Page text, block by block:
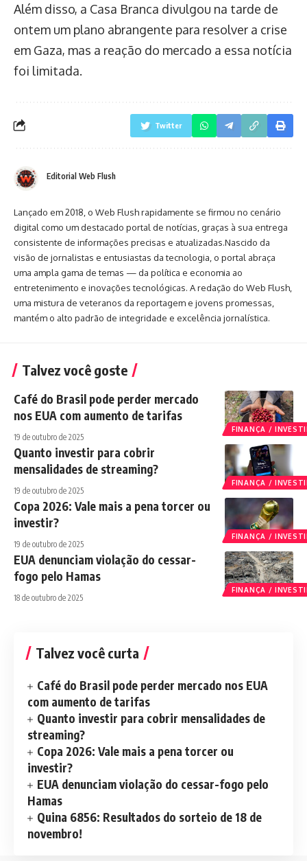
Além disso, a Casa Branca divulgou na tarde de
ontem um plano abrangente para resolver a crise
em Gaza, mas a reação do mercado a essa notícia
foi limitada.
Twitter
Editorial Web Flush
Lançado em 2018, o Web Flush rapidamente se firmou no cenário
digital como um destacado portal de notícias, graças à sua entrega
consistente de informações precisas e atualizadas.Nascido da
visão de jornalistas e entusiastas da tecnologia, o portal abraça
uma ampla gama de temas — da política e economia ao
entretenimento e inovações tecnológicas. A redação do Web Flush,
uma mistura de veteranos da reportagem e jovens promessas,
mantém o alto padrão de integridade e excelência jornalística.
Talvez você goste
FINANÇA /
Café do Brasil pode perder mercado
nos EUA com aumento de tarifas
19 de outubro de 2025
FINANÇA /
Quanto investir para cobrir
mensalidades de streaming?
19 de outubro de 2025
FINANÇA /
Copa 2026: Vale mais a pena torcer ou
investir?
19 de outubro de 2025
FINANÇA /
EUA denunciam violação do cessar-
fogo pelo Hamas
18 de outubro de 2025
Talvez você curta
Café do Brasil pode perder mercado nos EUA
com aumento de tarifas
Quanto investir para cobrir mensalidades de
streaming?
Copa 2026: Vale mais a pena torcer ou
investir?
EUA denunciam violação do cessar-fogo pelo
Hamas
Quina 6856: Resultados do sorteio de 18 de
novembro!